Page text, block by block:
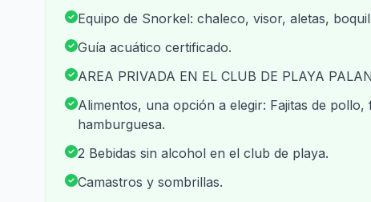
Equipo de Snorkel: chaleco, visor, aletas,
Guía acuático certificado.
AREA PRIVADA EN EL CLUB DE PLAYA
Alimentos, una opción a elegir: Fajitas de
hamburguesa.
2 Bebidas sin alcohol en el club de playa.
Camastros y sombrillas.